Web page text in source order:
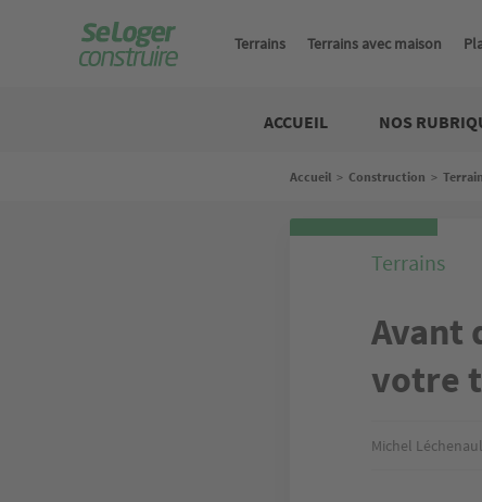
Terrains Terrains avec maison
ACCUEIL
NOS
Fil
Accueil > Construction >
Terrains
Avant
votre
Michel